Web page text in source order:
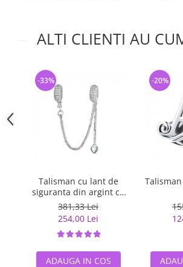
ALTI CLIENTI AU
Talisman cu lant de
siguranta din argint cu
inimioara placat cu rodiu
381,33 Lei
254,00 Lei
-33%
ADAUGA IN COS
-20%